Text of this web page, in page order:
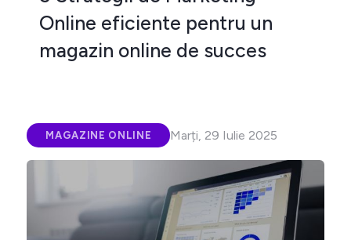
Online eficiente pentru un
magazin online de succes
MAGAZINE ONLINE Marți, 29 Iulie 2025